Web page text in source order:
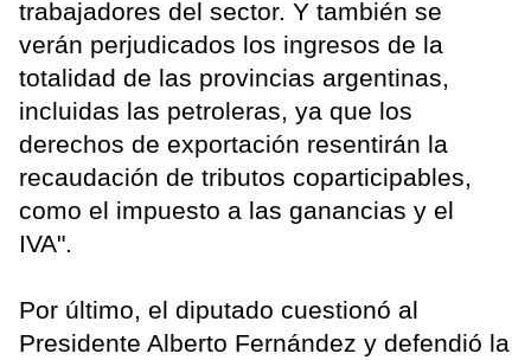
trabajadores del sector. Y también se
verán perjudicados los ingresos de la
totalidad de las provincias argentinas,
incluidas las petroleras, ya que los
derechos de exportación resentirán la
recaudación de tributos coparticipables,
como el impuesto a las ganancias y el
IVA".
Por último, el diputado cuestionó al
Presidente Alberto Fernández y defendió la